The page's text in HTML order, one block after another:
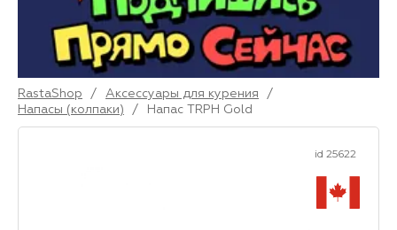
RastaShop / Аксессуары для курения
/
Напасы (колпаки)
/ Напас TRPH Gold
id 25622